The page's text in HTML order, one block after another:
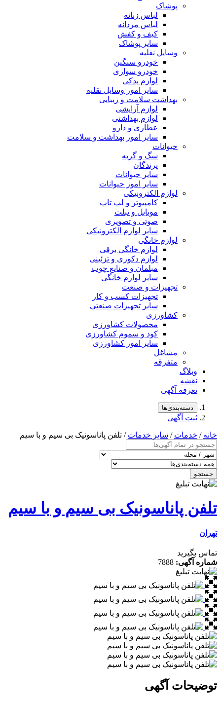
پوشاک
لباس زنانه
لباس مردانه
کیف و کفش
سایر پوشاک
وسایل نقلیه
خودرو سنگین
خودرو سواری
لوازم یدکی
سایر امور وسایل نقلیه
بهداشت سلامت و زیبایی
لوازم آرایشی
لوازم بهداشتی
عطاری و دارو
سایر امور بهداشت و سلامت
حیوانات
سگ و گربه
پرندگان
سایر حیوانات
سایر امور حیوانات
لوازم الکترونیکی
کامپیوتر و لپ تاپ
موبایل و تبلت
صوتی و تصویری
سایر لوازم الکترونیکی
لوازم خانگی
لوازم خانگی برقی
لوازم دکوری و تزئینی
مبلمان و صنایع چوب
سایر لوازم خانگی
تجهیزات و صنعت
تجهیزات کسب و کار
سایر تجهیزات صنعتی
کشاورزی
محصولات کشاورزی
کود و سموم کشاورزی
سایر امور کشاورزی
مشاغل
متفرقه
آگهی
آگهی
/ سایر خدمات/ تلفن پاناسونیک بی سیم و با سیم
پاناسونیک بی سیم و با سیم
7888
آگهی